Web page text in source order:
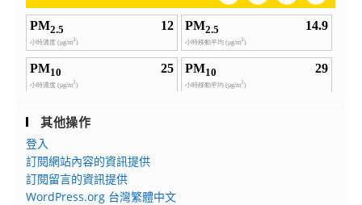
其他操作
登入
訂閱網站內容的資訊提供
訂閱留言的資訊提供
WordPress.org 台灣繁體中文